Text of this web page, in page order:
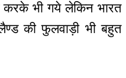
करके भी गये लेकिन भारत
की फुलवाड़ी भी बहुत